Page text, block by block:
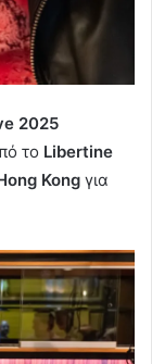
2025
το Libertine
Kong για